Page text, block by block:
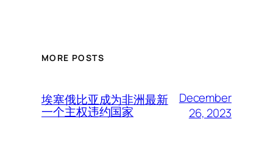
MORE POSTS
埃塞俄比亚成为非洲最新
一个主权违约国家
December
26, 2023